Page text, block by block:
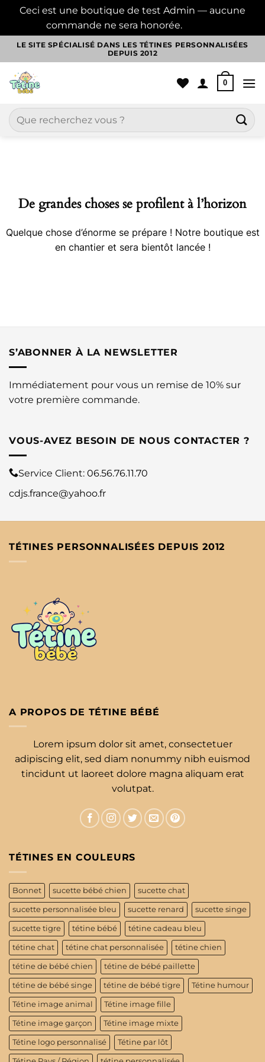
Ceci est une boutique de test Admin — aucune
commande ne sera honorée.
Passer
contenu
LE SITE SPÉCIALISÉ DANS LES TÉTINES PERSONNALISÉES
DEPUIS 2012
0
Recherche
pour :
De grandes choses se profilent à l’horizon
Quelque chose d’énorme se prépare ! Notre boutique est
en chantier et sera bientôt lancée !
S’ABONNER À LA NEWSLETTER
Immédiatement pour vous un remise de 10% sur
votre première commande.
VOUS-AVEZ BESOIN DE NOUS CONTACTER ?
Service Client: 06.56.76.11.70
cdjs.france@yahoo.fr
TÉTINES PERSONNALISÉES DEPUIS 2012
A PROPOS DE TÉTINE BÉBÉ
Lorem ipsum dolor sit amet, consectetuer
adipiscing elit, sed diam nonummy nibh euismod
tincidunt ut laoreet dolore magna aliquam erat
volutpat.
TÉTINES EN COULEURS
Bonnet sucette bébé chien sucette chat
sucette personnalisée bleu sucette renard sucette singe
sucette tigre tétine bébé tétine cadeau bleu
tétine chat tétine chat personnalisée tétine chien
tétine de bébé chien tétine de bébé paillette
tétine de bébé singe tétine de bébé tigre Tétine humour
Tétine image animal Tétine image fille
Tétine image garçon Tétine image mixte
Tétine logo personnalisé Tétine par lôt